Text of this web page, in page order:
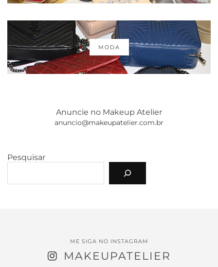
MODA
Anuncie no Makeup Atelier
anuncio@makeupatelier.com.br
Pesquisar
ME SIGA NO INSTAGRAM
MAKEUPATELIER